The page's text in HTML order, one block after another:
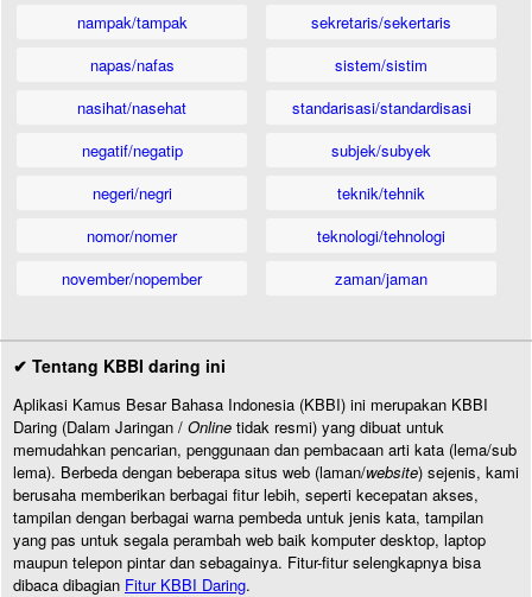
nampak/tampak
napas/nafas
nasihat/nasehat
negatif/negatip
negeri/negri
nomor/nomer
november/nopember
sekretaris/sekertaris
sistem/sistim
standarisasi/standardisasi
subjek/subyek
teknik/tehnik
teknologi/tehnologi
zaman/jaman
✔ Tentang KBBI daring ini
Aplikasi Kamus Besar Bahasa Indonesia (KBBI) ini merupakan KBBI
Daring (Dalam Jaringan / Online tidak resmi) yang dibuat untuk
memudahkan pencarian, penggunaan dan pembacaan arti kata (lema/sub
lema). Berbeda dengan beberapa situs web (laman/website) sejenis, kami
berusaha memberikan berbagai fitur lebih, seperti kecepatan akses,
tampilan dengan berbagai warna pembeda untuk jenis kata, tampilan
yang pas untuk segala perambah web baik komputer desktop, laptop
maupun telepon pintar dan sebagainya. Fitur-fitur selengkapnya bisa
dibaca dibagian Fitur KBBI Daring.